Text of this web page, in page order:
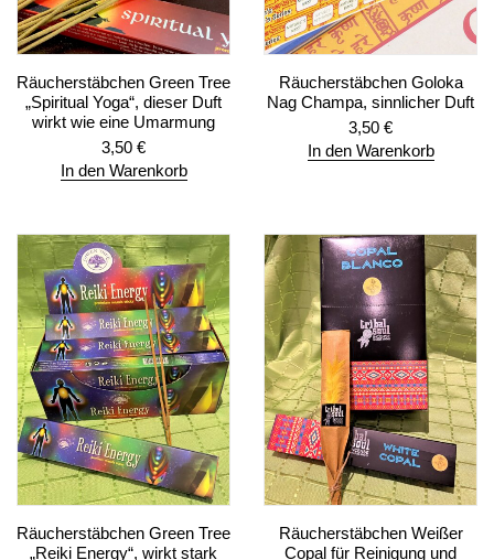
Räucherstäbchen Green Tree
„Spiritual Yoga“, dieser Duft
wirkt wie eine Umarmung
3,50 €
In den Warenkorb
Räucherstäbchen Goloka
Nag Champa, sinnlicher Duft
3,50 €
In den Warenkorb
Räucherstäbchen Green Tree
„Reiki Energy“, wirkt stark
Räucherstäbchen Weißer
Copal für Reinigung und